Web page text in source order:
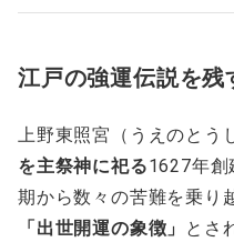
江戸の強運伝説を残
上野東照宮（うえのとう
を主祭神に祀る1627年創
期から数々の苦難を乗り
「出世開運の象徴」 とさ